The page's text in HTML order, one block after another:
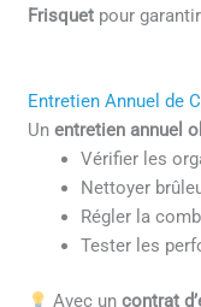
Frisquet pour
Entretien Annuel de
Unentretien annuel
Vérifier les
Nettoyer
Régler la
Tester les
Avec un contrat